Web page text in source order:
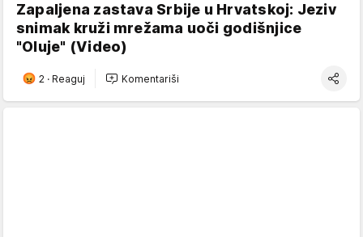
Zapaljena zastava Srbije u Hrvatskoj: Jeziv
snimak kruži mrežama uoči godišnjice
"Oluje" (Video)
2 · Reaguj Komentariši